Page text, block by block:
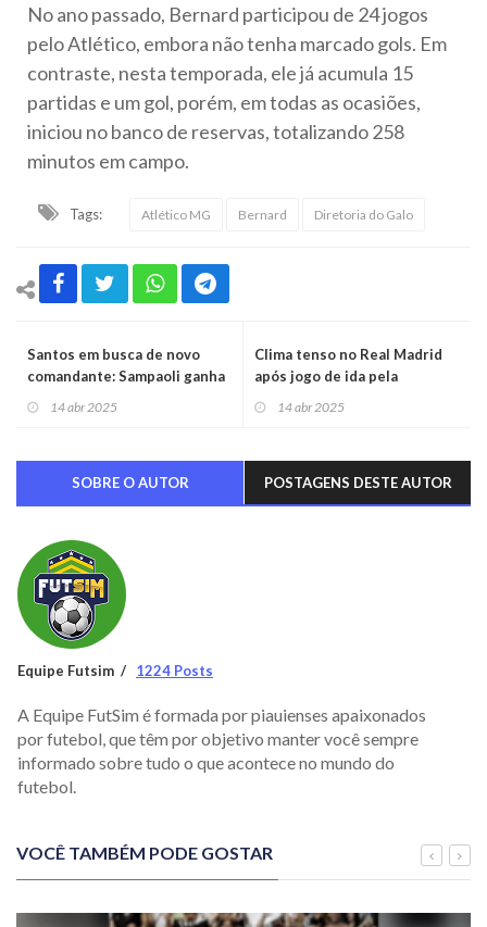
No ano passado, Bernard participou de 24 jogos
pelo Atlético, embora não tenha marcado gols. Em
contraste, nesta temporada, ele já acumula 15
partidas e um gol, porém, em todas as ocasiões,
iniciou no banco de reservas, totalizando 258
minutos em campo.
Tags: Atlético MG Bernard Diretoria do Galo
Santos em busca de novo
comandante: Sampaoli ganha
14 abr 2025
Clima tenso no Real Madrid
após jogo de ida pela
14 abr 2025
SOBRE O AUTOR POSTAGENS DESTE AUTOR
Equipe Futsim 1224 Posts
A Equipe FutSim é formada por piauienses apaixonados
por futebol, que têm por objetivo manter você sempre
informado sobre tudo o que acontece no mundo do
futebol.
VOCÊ TAMBÉM PODE GOSTAR